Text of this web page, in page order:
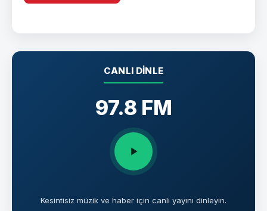
CANLI DINLE
97.8 FM
Kesintisiz müzik ve haber için canlı yayını dinleyin.